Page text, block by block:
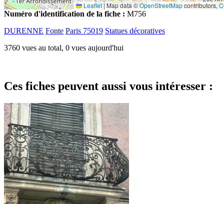
Leaflet|Map data ©OpenStreetMapcontributors,
Numéro d'identification de la fiche : M756
DURENNE Fonte Paris 75019 Statues décoratives
3760 vues au total, 0 vues aujourd'hui
Ces fiches peuvent aussi vous intéresser :